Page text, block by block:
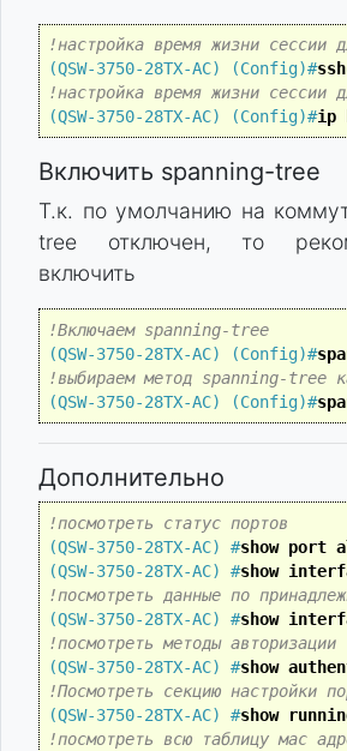
!настройка время жизни сессии
(QSW-3750-28TX-AC) (Config)#
!настройка время жизни сессии
(QSW-3750-28TX-AC) (Config)#ip
Включить spanning-tree
Т.к. по умолчанию на
tree отключен, то
включить
!Включаем spanning-tree
(QSW-3750-28TX-AC) (Config)#
!выбираем метод spanning-tree
(QSW-3750-28TX-AC) (Config)#
Дополнительно
!посмотреть статус портов
(QSW-3750-28TX-AC) #show port
(QSW-3750-28TX-AC) #show
!посмотреть данные по
(QSW-3750-28TX-AC) #show
!посмотреть методы авторизации
(QSW-3750-28TX-AC) #show
!Посмотреть секцию настройки
(QSW-3750-28TX-AC) #show
!посмотреть всю таблицу мас